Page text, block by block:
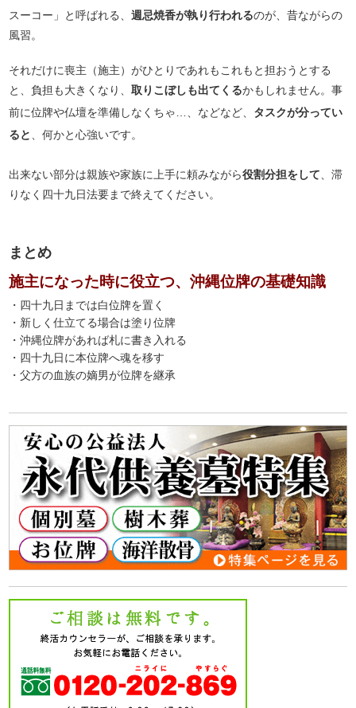
スーコー」と呼ばれる、週忌焼香が執り行われるのが、昔ながらの
風習。
それだけに喪主（施主）がひとりであれもこれもと担おうとする
と、負担も大きくなり、取りこぼしも出てくるかもしれません。事
前に位牌や仏壇を準備しなくちゃ…、などなど、 タスクが分ってい
ると
、何かと心強いです。
出来ない部分は親族や家族に上手に頼みながら役割分担をして 、滞
りなく四十九日法要まで終えてください。
まとめ
施主になった時に役立つ、沖縄位牌の基礎知識
・四十九日までは白位牌を置く
・新しく仕立てる場合は塗り位牌
・沖縄位牌があれば札に書き入れる
・四十九日に本位牌へ魂を移す
・父方の血族の嫡男が位牌を継承